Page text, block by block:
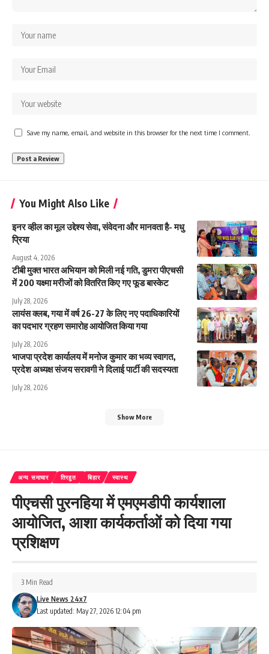
Save my name, email, and website in this browser for the next time I comment.
You Might Also Like
इनर व्हील का मूल उद्देश्य सेवा, संवेदना और मानवता है- मधु
प्रिया
August 4, 2026
टीबी मुक्त भारत अभियान को मिली नई गति, डुमरा पीएचसी
में 200 यक्ष्मा मरीजों को वितरित किए गए फूड बास्केट
July 28, 2026
लायंस क्लब, गया में वर्ष 26-27 के लिए नए पदाधिकारियों
का पदभार ग्रहण समारोह आयोजित किया गया
July 28, 2026
भाजपा प्रदेश कार्यालय में मनोज कुमार का भव्य स्वागत,
प्रदेश अध्यक्ष संजय सरावगी ने दिलाई पार्टी की सदस्यता
July 28, 2026
Show More
अन्य समाचार तिरहुत बिहार स्वास्थ
पीएचसी पुरनहिया में एमएमडीपी कार्यशाला
आयोजित, आशा कार्यकर्ताओं को दिया गया
प्रशिक्षण
Last updated: May 27, 2026 12:04 pm
Live News 24x7
3 Min Read